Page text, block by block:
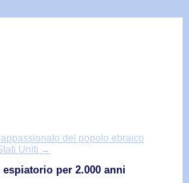
appassionato del popolo ebraico
Uniti →
per 2.000 anni